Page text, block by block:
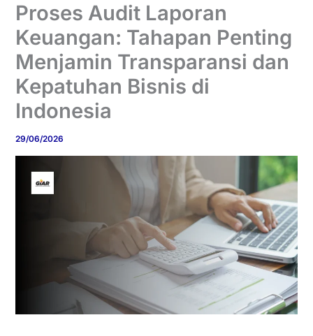
Proses Audit Laporan
Keuangan: Tahapan Penting
Menjamin Transparansi dan
Kepatuhan Bisnis di
Indonesia
29/06/2026